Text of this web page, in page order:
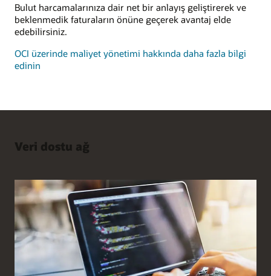
Bulut harcamalarınıza dair net bir anlayış geliştirerek ve
beklenmedik faturaların önüne geçerek avantaj elde
edebilirsiniz.
OCI üzerinde maliyet yönetimi hakkında daha fazla bilgi
edinin
Veri dostu ağ